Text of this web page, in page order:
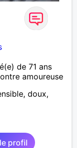
de 71 ans
amoureuse
doux,
profil